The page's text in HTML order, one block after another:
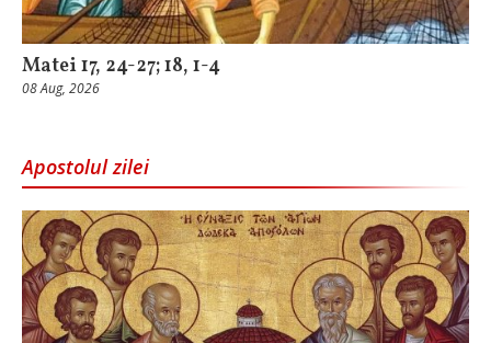
Matei 17, 24-27; 18, 1-4
08 Aug, 2026
Apostolul zilei